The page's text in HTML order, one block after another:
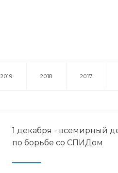
2019 2018 2017
1 декабря - всемирный
по борьбе со СПИДом